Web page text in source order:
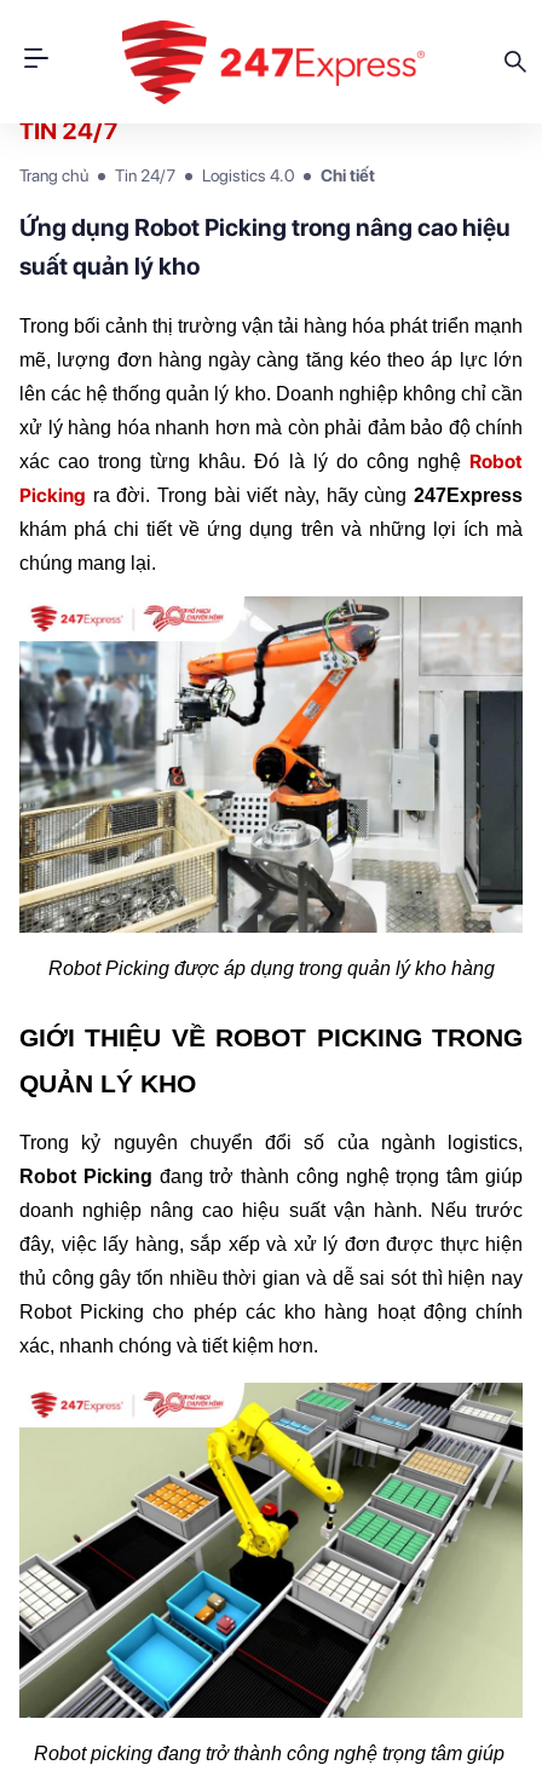
TIN 24/7
Trang chủ Tin 24/7 Logistics 4.0 Chi tiết
Ứng dụng Robot Picking trong nâng cao hiệu
suất quản lý kho
Trong bối cảnh thị trường vận tải hàng hóa phát triển mạnh
mẽ, lượng đơn hàng ngày càng tăng kéo theo áp lực lớn
lên các hệ thống quản lý kho. Doanh nghiệp không chỉ cần
xử lý hàng hóa nhanh hơn mà còn phải đảm bảo độ chính
xác cao trong từng khâu. Đó là lý do công nghệ Robot
Picking ra đời. Trong bài viết này, hãy cùng 247Express
khám phá chi tiết về ứng dụng trên và những lợi ích mà
chúng mang lại.
Robot Picking được áp dụng trong quản lý kho hàng
GIỚI THIỆU VỀ ROBOT PICKING TRONG
QUẢN LÝ KHO
Robot Picking đang trở thành công nghệ trọng tâm giúp
doanh nghiệp nâng cao hiệu suất vận hành. Nếu trước
đây, việc lấy hàng, sắp xếp và xử lý đơn được thực hiện
thủ công gây tốn nhiều thời gian và dễ sai sót thì hiện nay
Robot Picking cho phép các kho hàng hoạt động chính
xác, nhanh chóng và tiết kiệm hơn.
Robot picking đang trở thành công nghệ trọng tâm giúp